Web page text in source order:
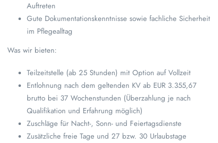
Auftreten
Gute Dokumentationskenntnisse sowie fachliche Sicherheit
im Pflegealltag
Was wir bieten:
Teilzeitstelle (ab 25 Stunden) mit Option auf Vollzeit
Entlohnung nach dem geltenden KV ab EUR 3.355,67
brutto bei 37 Wochenstunden (Überzahlung je nach
Qualifikation und Erfahrung möglich)
Zuschläge für Nacht-, Sonn- und Feiertagsdienste
Zusätzliche freie Tage und 27 bzw. 30 Urlaubstage